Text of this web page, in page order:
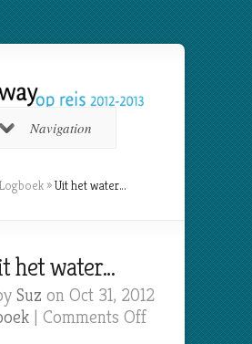
Navigation
Logboek »Uit het water…
het water…
Suz on Oct 31, 2012
| Comments Offon